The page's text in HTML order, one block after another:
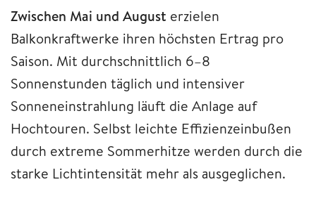
Zwischen Mai und August erzielen
Balkonkraftwerke ihren höchsten Ertrag pro
Saison. Mit durchschnittlich 6–8
Sonnenstunden täglich und intensiver
Sonneneinstrahlung läuft die Anlage auf
Hochtouren. Selbst leichte Effizienzeinbußen
durch extreme Sommerhitze werden durch die
starke Lichtintensität mehr als ausgeglichen.